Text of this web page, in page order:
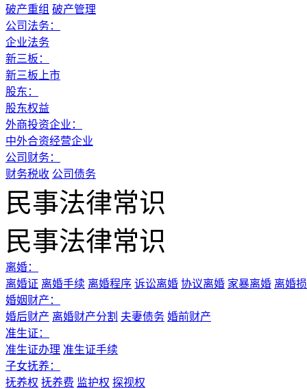
破产重组 破产管理
公司法务：
企业法务
新三板：
新三板上市
股东：
股东权益
外商投资企业：
中外合资经营企业
公司财务：
财务税收 公司债务
民事法律常识
民事法律常识
离婚：
离婚证 离婚手续 离婚程序 诉讼离婚 协议离婚 家暴离婚 离婚
婚姻财产：
婚后财产 离婚财产分割 夫妻债务 婚前财产
准生证：
准生证办理 准生证手续
子女抚养：
抚养权 抚养费 监护权 探视权